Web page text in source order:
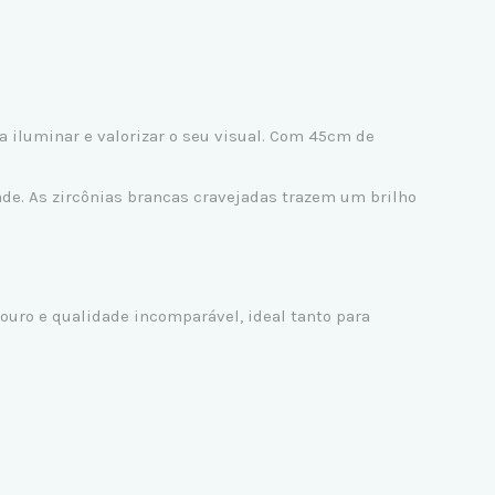
e valorizar o seu visual. Com 45cm de
As zircônias brancas cravejadas trazem um brilho
e qualidade incomparável, ideal tanto para